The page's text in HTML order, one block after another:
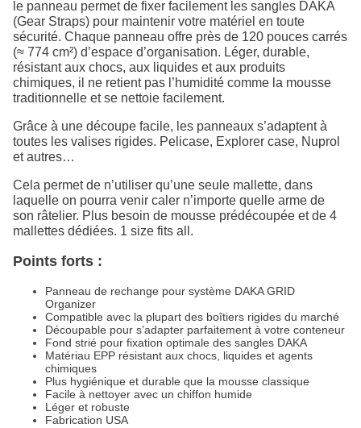
le panneau permet de fixer facilement les sangles DAKA
(Gear Straps) pour maintenir votre matériel en toute
sécurité. Chaque panneau offre près de 120 pouces carrés
(≈ 774 cm²) d’espace d’organisation. Léger, durable,
résistant aux chocs, aux liquides et aux produits
chimiques, il ne retient pas l’humidité comme la mousse
traditionnelle et se nettoie facilement.
Grâce à une découpe facile, les panneaux s’adaptent à
toutes les valises rigides. Pelicase, Explorer case, Nuprol
et autres…
Cela permet de n’utiliser qu’une seule mallette, dans
laquelle on pourra venir caler n’importe quelle arme de
son râtelier. Plus besoin de mousse prédécoupée et de 4
mallettes dédiées. 1 size fits all.
Points forts :
Panneau de rechange pour système DAKA GRID
Organizer
Compatible avec la plupart des boîtiers rigides du marché
Découpable pour s’adapter parfaitement à votre conteneur
Fond strié pour fixation optimale des sangles DAKA
Matériau EPP résistant aux chocs, liquides et agents
chimiques
Plus hygiénique et durable que la mousse classique
Facile à nettoyer avec un chiffon humide
Léger et robuste
Fabrication USA